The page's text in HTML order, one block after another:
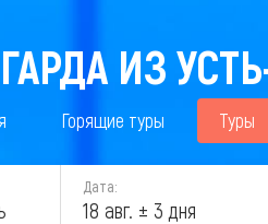
ИЗ
Горящие туры Туры
Дата:
18 авг. ± 3 дня